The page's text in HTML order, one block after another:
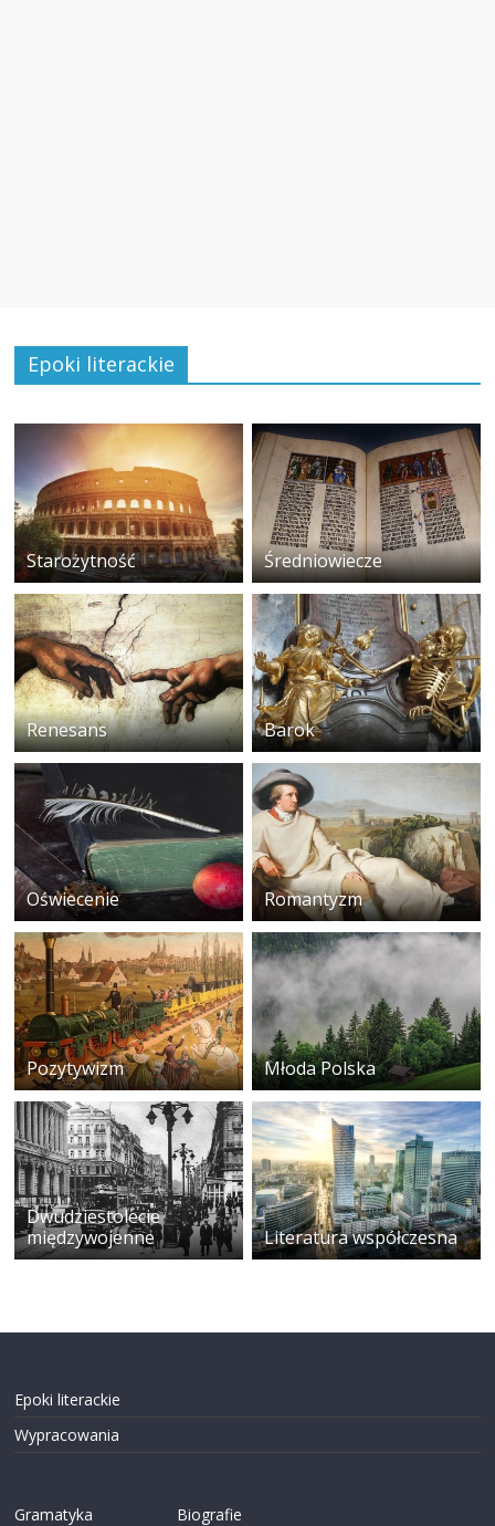
Epoki literackie
Starożytność Średniowiecze
Renesans Barok
Oświecenie Romantyzm
Pozytywizm Młoda Polska
Dwudziestolecie
międzywojenne
Literatura współczesna
Epoki literackie
Wypracowania
Gramatyka Biografie